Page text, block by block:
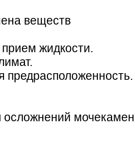
веществ
жидкости.
предрасположенность.